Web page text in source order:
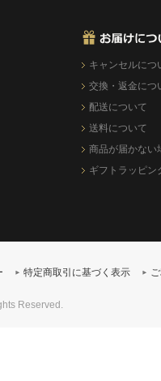
キャンセルにつ
交換・返金につ
配送について
送料について
商品が届かない
ギフトラッピン
特定商取引に基づく表示
Reserved.